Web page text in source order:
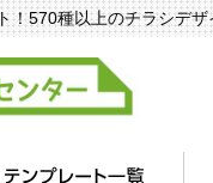
！570種以上のチラシデ